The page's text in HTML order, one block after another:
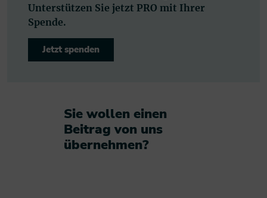
Unterstützen Sie jetzt PRO mit Ihrer
Spende.
Jetzt spenden
Sie wollen einen
Beitrag von uns
übernehmen?​